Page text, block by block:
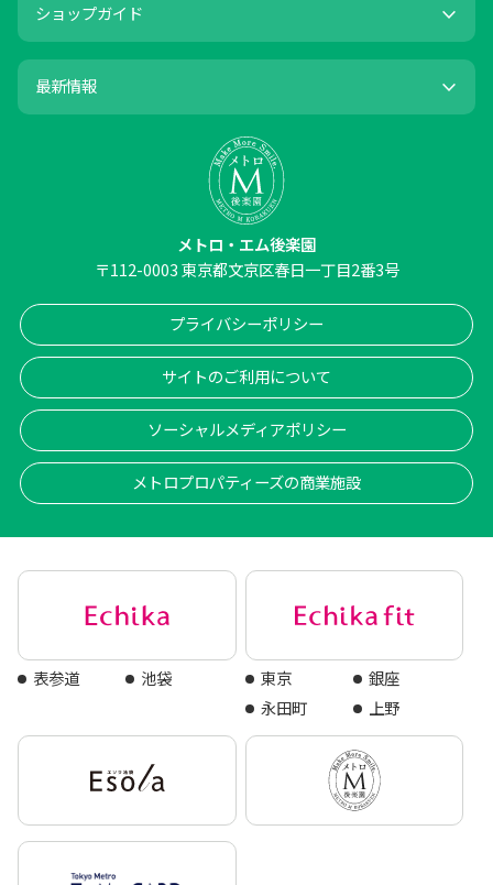
ショップガイド
最新情報
メトロ・エム後楽園
〒112-0003東京都文京区春日一丁目2番3号
プライバシーポリシー
サイトのご利用について
ソーシャルメディアポリシー
メトロプロパティーズの商業施設
表参道 池袋 東京
銀座
永田町
上野